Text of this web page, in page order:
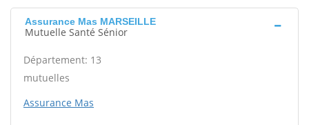
Assurance Mas MARSEILLE
Mutuelle Santé Sénior
Département: 13
mutuelles
Assurance Mas